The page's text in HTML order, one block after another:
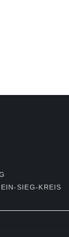
SIEG-KREIS